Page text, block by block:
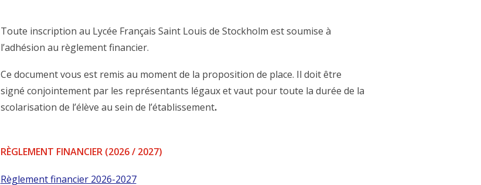
Toute inscription au Lycée Français Saint Louis de Stockholm est soumise à
l’adhésion au règlement financier.
Ce document vous est remis au moment de la proposition de place. Il doit être
signé conjointement par les représentants légaux et vaut pour toute la durée de la
scolarisation de l’élève au sein de l’établissement.
RÈGLEMENT FINANCIER (2026 / 2027)
Règlement financier 2026-2027